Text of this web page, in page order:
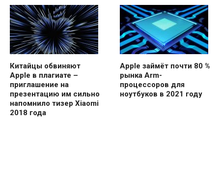
Китайцы обвиняют
Apple в плагиате –
приглашение на
презентацию им сильно
напомнило тизер Xiaomi
2018 года
Apple займёт почти 80 %
рынка Arm-
процессоров для
ноутбуков в 2021 году